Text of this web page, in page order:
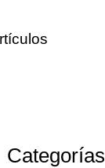
Categorías